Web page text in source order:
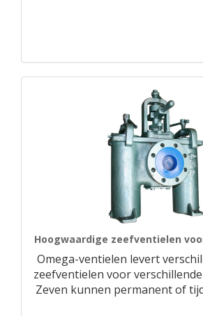
Hoogwaardige zeefventielen
Omega-ventielen levert
zeefventielen voor
Zeven kunnen permanent of